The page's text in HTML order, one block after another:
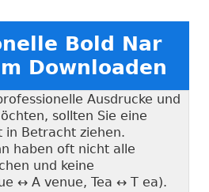
Bold Nar
Downloaden
Ausdrucke und
sollten Sie eine
in Betracht ziehen.
haben oft nicht alle
und keine
↔ A venue, Tea ↔ T ea).